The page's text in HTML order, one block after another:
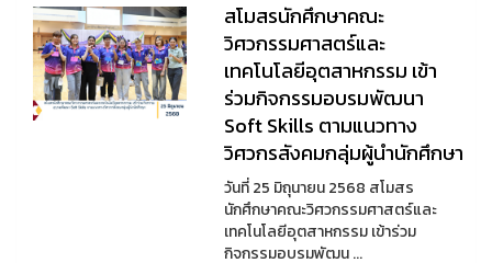
สโมสรนักศึกษาคณะ
วิศวกรรมศาสตร์และ
เทคโนโลยีอุตสาหกรรม เข้า
ร่วมกิจกรรมอบรมพัฒนา
Soft Skills ตามแนวทาง
วิศวกรสังคมกลุ่มผู้นำนักศึกษา
วันที่ 25 มิถุนายน 2568 สโมสร
นักศึกษาคณะวิศวกรรมศาสตร์และ
เทคโนโลยีอุตสาหกรรม เข้าร่วม
กิจกรรมอบรมพัฒน ...